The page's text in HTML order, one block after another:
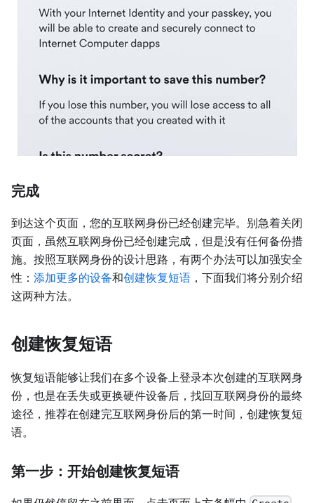
完成
到达这个页面，您的互联网身份已经创建完毕。别急着关闭
页面，虽然互联网身份已经创建完成，但是没有任何备份措
施。按照互联网身份的设计思路，有两个办法可以加强安全
性： 添加更多的设备和创建恢复短语 ，下面我们将分别介绍
这两种方法。
创建恢复短语
恢复短语能够让我们在多个设备上登录本次创建的互联网身
份，也是在丢失或更换硬件设备后，找回互联网身份的最终
途径，推荐在创建完互联网身份后的第一时间，创建恢复短
语。
第一步：开始创建恢复短语